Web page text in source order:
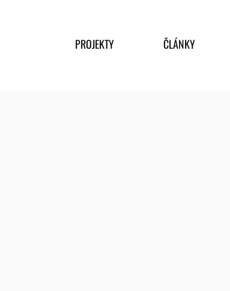
PROJEKTY ČLÁNKY